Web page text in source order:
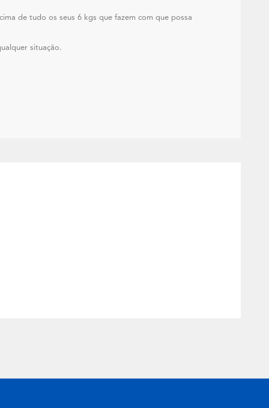
de tudo os seus 6 kgs que fazem com que possa
situação.